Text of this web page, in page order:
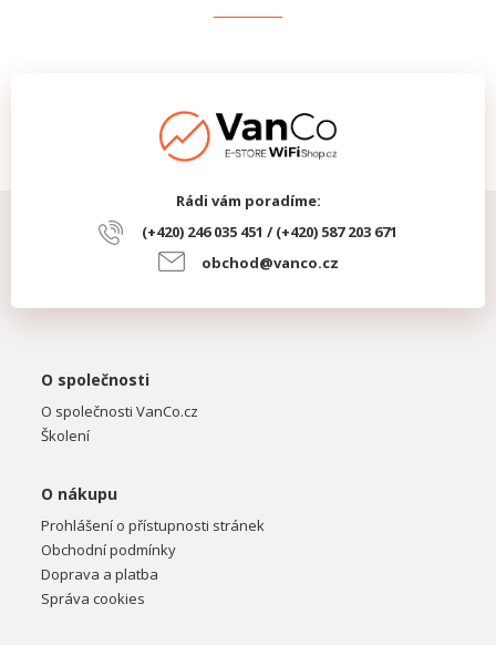
Rádi vám poradíme:
(+420) 246 035 451 / (+420) 587 203 671
obchod@vanco.cz
O společnosti
O společnosti VanCo.cz
Školení
O nákupu
Prohlášení o přístupnosti stránek
Obchodní podmínky
Doprava a platba
Správa cookies